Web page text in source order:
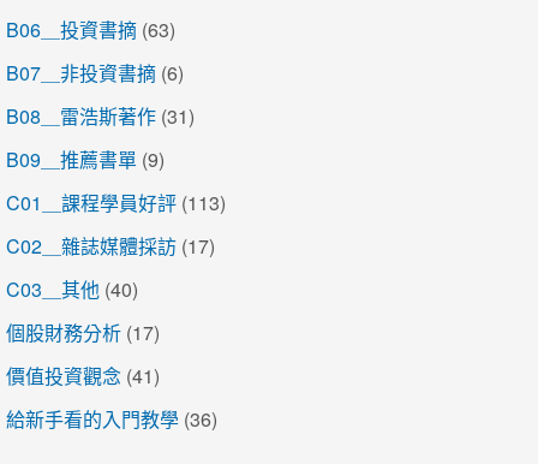
B06＿投資書摘 (63)
B07＿非投資書摘 (6)
B08＿雷浩斯著作 (31)
B09＿推薦書單 (9)
C01＿課程學員好評 (113)
C02＿雜誌媒體採訪 (17)
C03＿其他 (40)
個股財務分析 (17)
價值投資觀念 (41)
給新手看的入門教學 (36)